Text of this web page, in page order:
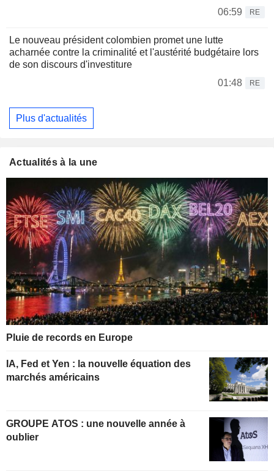
06:59
RE
Le nouveau président colombien promet une lutte
acharnée contre la criminalité et l'austérité budgétaire lors
de son discours d'investiture
01:48
RE
Plus d'actualités
Actualités à la une
Pluie de records en Europe
IA, Fed et Yen : la nouvelle équation des
marchés américains
GROUPE ATOS : une nouvelle année à
oublier